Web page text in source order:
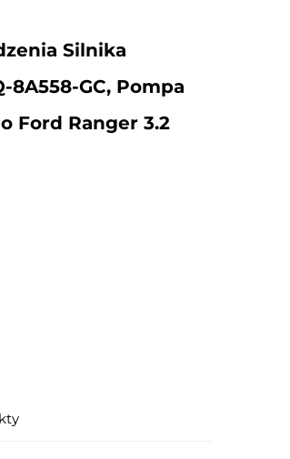
Silnika
8A558-GC, Pompa
Ford Ranger 3.2